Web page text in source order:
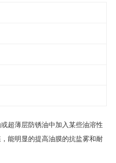
超薄层防锈油中加入某些油溶性
能明显的提高油膜的抗盐雾和耐